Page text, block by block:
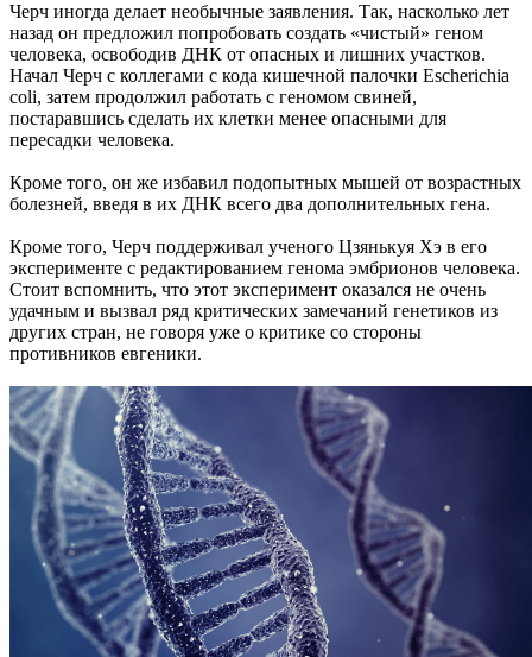
Черч иногда делает необычные заявления. Так, насколько лет
назад он предложил попробовать создать «чистый» геном
человека, освободив ДНК от опасных и лишних участков.
Начал Черч с коллегами с кода кишечной палочки Escherichia
coli, затем продолжил работать с геномом свиней,
постаравшись сделать их клетки менее опасными для
пересадки человека.
Кроме того, он же избавил подопытных мышей от возрастных
болезней, введя в их ДНК всего два дополнительных гена.
Кроме того, Черч поддерживал ученого Цзянькуя Хэ в его
эксперименте с редактированием генома эмбрионов человека.
Стоит вспомнить, что этот эксперимент оказался не очень
удачным и вызвал ряд критических замечаний генетиков из
других стран, не говоря уже о критике со стороны
противников евгеники.